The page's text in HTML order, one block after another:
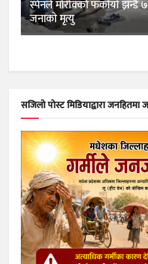
स्पेनले मोरोक्को फर्कायो झन्डै
जनाको मृत्यु
सजिलो पोस्ट मिडियाद्वारा जनहितमा